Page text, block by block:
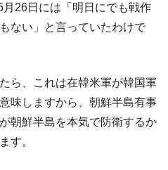
26日には「明日にでも戦作
ない」と言っていたわけで
ら、これは在韓米軍が韓国軍
味しますから、朝鮮半島有事
朝鮮半島を本気で防衛するか
す。